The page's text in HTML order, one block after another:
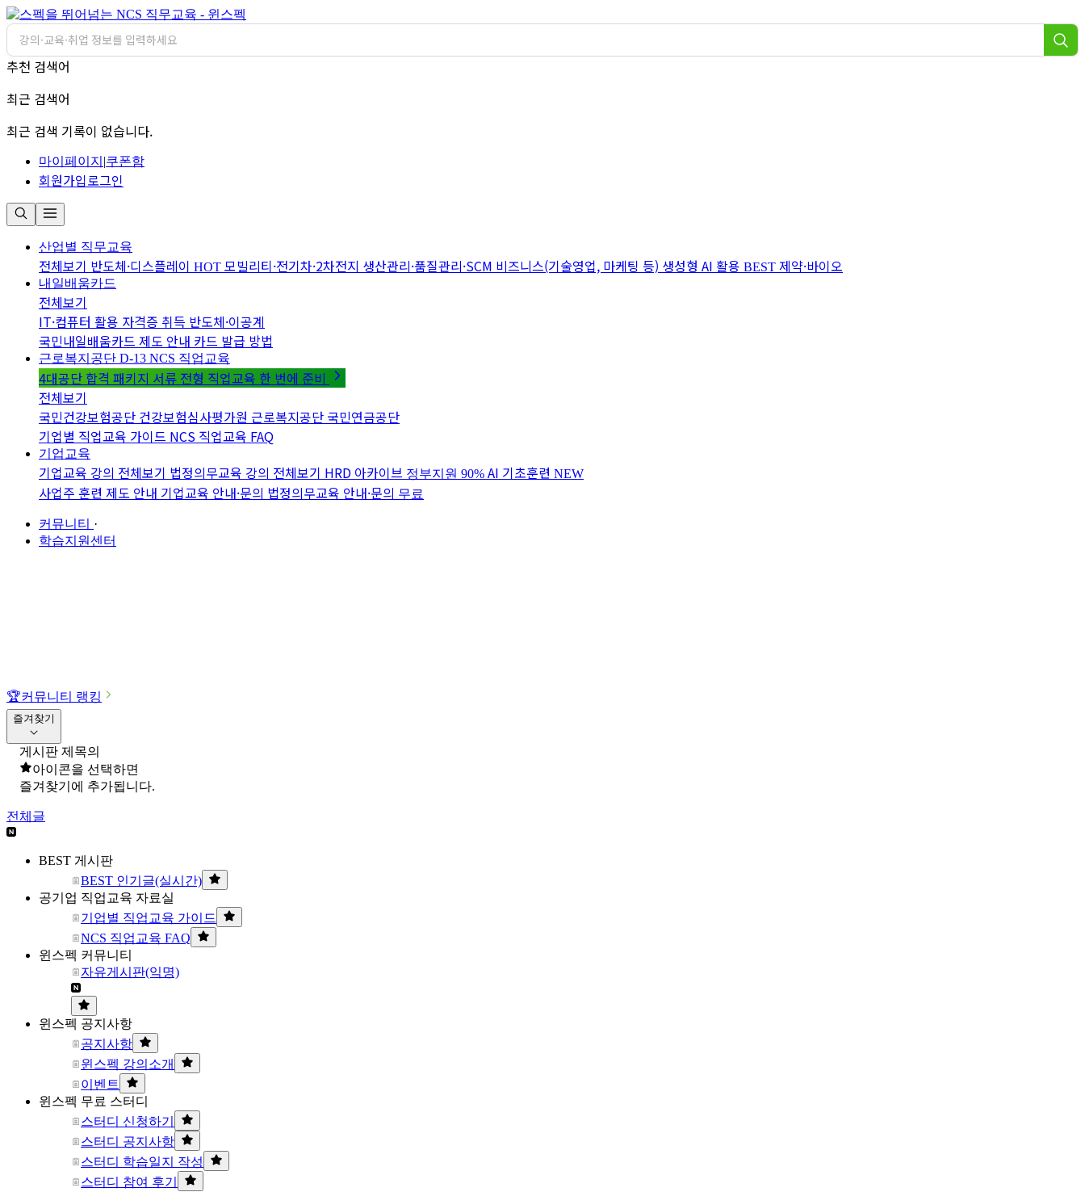
추천 검색어
최근 검색어
최근 검색 기록이 없습니다.
마이페이지 |쿠폰함
회원가입로그인
산업별 직무교육
전체보기 반도체·디스플레이 HOT 모빌리티·전기차·2차전지 생산관리·품질관리·SCM 비즈니스(기술영업, 마케팅 등) 생성형 AI 활용 BEST 제약·바이오
내일배움카드
전체보기
IT·컴퓨터 활용 자격증 취득 반도체·이공계
국민내일배움카드 제도 안내 카드 발급 방법
근로복지공단 D-13 NCS 직업교육
4대공단 합격 패키지 서류 전형 직업교육 한 번에 준비
전체보기
국민건강보험공단 건강보험심사평가원 근로복지공단 국민연금공단
기업별 직업교육 가이드 NCS 직업교육 FAQ
기업교육
기업교육 강의 전체보기 법정의무교육 강의 전체보기 HRD 아카이브 정부지원 90% AI 기초훈련 NEW
사업주 훈련 제도 안내 기업교육 안내·문의 법정의무교육 안내·문의 무료
커뮤니티 ·
학습지원센터
🏆커뮤니티 랭킹
즐겨찾기
게시판 제목의
아이콘을 선택하면
즐겨찾기에 추가됩니다.
전체글
BEST 게시판
BEST 인기글(실시간)
공기업 직업교육 자료실
기업별 직업교육 가이드
NCS 직업교육 FAQ
윈스펙 커뮤니티
자유게시판(익명)
윈스펙 공지사항
공지사항
윈스펙 강의소개
이벤트
윈스펙 무료 스터디
스터디 신청하기
스터디 공지사항
스터디 학습일지 작성
스터디 참여 후기